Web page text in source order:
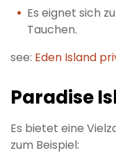
Es eignet sich
Tauchen.
see: Eden Island
Paradise
Es bietet eine
zum Beispiel: